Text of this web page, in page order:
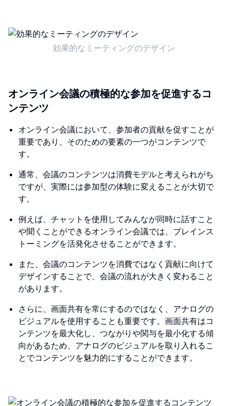
効果的なミーティングのデザイン
オンライン会議の積極的な参加を促進するコ
ンテンツ
オンライン会議において、参加者の貢献を促すことが
重要であり、そのための要素の一つがコンテンツで
す。
通常、会議のコンテンツは消費モデルと考えられがち
ですが、実際には参加型の体験に変えることが大切で
す。
例えば、チャットを使用してみんなが同時に話すこと
や聞くことができるオンライン会議では、ブレインス
トーミングを活発化させることができます。
また、会議のコンテンツを消費ではなく貢献に向けて
デザインすることで、会議の流れが大きく変わること
があります。
さらに、画面共有を常にするのではなく、アナログの
ビジュアルを使用することも重要です。画面共有はコ
ンテンツを最大化し、つながりや関与を最小化する傾
向があるため、アナログのビジュアルを取り入れるこ
とでコンテンツを魅力的にすることができます。